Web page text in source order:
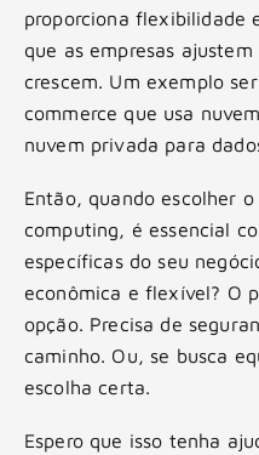
proporciona flexibilidade
que as empresas
crescem. Um exemplo
commerce que usa
nuvem privada para
Então, quando escolher
computing, é essencial
específicas do seu
econômica e flexível? O
opção. Precisa de
caminho. Ou, se busca
escolha certa.
Espero que isso tenha